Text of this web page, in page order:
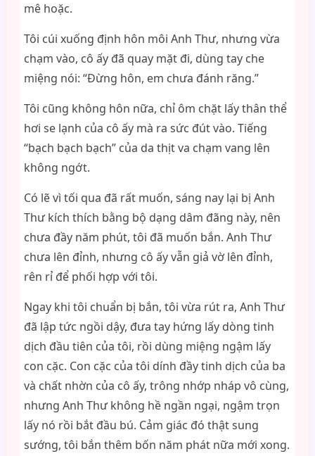
mê hoặc.
Tôi cúi xuống định hôn môi Anh Thư, nhưng vừa
chạm vào, cô ấy đã quay mặt đi, dùng tay che
miệng nói: “Đừng hôn, em chưa đánh răng.”
Tôi cũng không hôn nữa, chỉ ôm chặt lấy thân thể
hơi se lạnh của cô ấy mà ra sức đút vào. Tiếng
“bạch bạch bạch” của da thịt va chạm vang lên
không ngớt.
Có lẽ vì tối qua đã rất muốn, sáng nay lại bị Anh
Thư kích thích bằng bộ dạng dâm đãng này, nên
chưa đầy năm phút, tôi đã muốn bắn. Anh Thư
chưa lên đỉnh, nhưng cô ấy vẫn giả vờ lên đỉnh,
rên rỉ để phối hợp với tôi.
Ngay khi tôi chuẩn bị bắn, tôi vừa rút ra, Anh Thư
đã lập tức ngồi dậy, đưa tay hứng lấy dòng tinh
dịch đầu tiên của tôi, rồi dùng miệng ngậm lấy
con cặc. Con cặc của tôi dính đầy tinh dịch của ba
và chất nhờn của cô ấy, trông nhớp nháp vô cùng,
nhưng Anh Thư không hề ngần ngại, ngậm trọn
lấy nó rồi bắt đầu bú. Cảm giác đó thật sung
sướng, tôi bắn thêm bốn năm phát nữa mới xong.